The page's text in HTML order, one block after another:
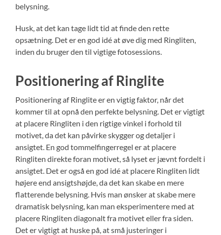
belysning.
Husk, at det kan tage lidt tid at finde den rette
opsætning. Det er en god idé at øve dig med Ringliten,
inden du bruger den til vigtige fotosessions.
Positionering af Ringlite
Positionering af Ringlite er en vigtig faktor, når det
kommer til at opnå den perfekte belysning. Det er vigtigt
at placere Ringliten i den rigtige vinkel i forhold til
motivet, da det kan påvirke skygger og detaljer i
ansigtet. En god tommelfingerregel er at placere
Ringliten direkte foran motivet, så lyset er jævnt fordelt i
ansigtet. Det er også en god idé at placere Ringliten lidt
højere end ansigtshøjde, da det kan skabe en mere
flatterende belysning. Hvis man ønsker at skabe mere
dramatisk belysning, kan man eksperimentere med at
placere Ringliten diagonalt fra motivet eller fra siden.
Det er vigtigt at huske på, at små justeringer i